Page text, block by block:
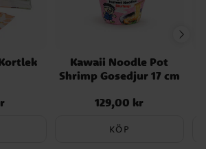
Kawaii Noodle Pot
Shrimp Gosedjur 17 cm
Pris:129,00 kr
129,00 kr
KÖP